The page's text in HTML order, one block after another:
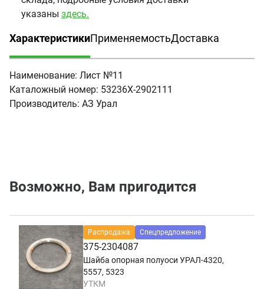
указаны здесь.
Характеристики
(активная вкладка)
ПрименяемостьДоставка
Наименование: Лист №11
Каталожный номер: 53236Х-2902111
Производитель: АЗ Урал
Возможно, Вам пригодится
Распродажа Спецпредложение
375-2304087
Шайба опорная полуоси УРАЛ-4320,
5557, 5323
УТКМ